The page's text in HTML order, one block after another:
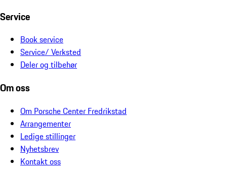
Service
Book service
Service/ Verksted
Deler og tilbehør
Om oss
Om Porsche Center Fredrikstad
Arrangementer
Ledige stillinger
Nyhetsbrev
Kontakt oss